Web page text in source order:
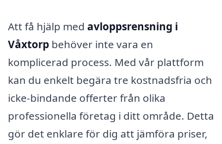
Att få hjälp med avloppsrensning i
Våxtorp behöver inte vara en
komplicerad process. Med vår plattform
kan du enkelt begära tre kostnadsfria och
icke-bindande offerter från olika
professionella företag i ditt område. Detta
gör det enklare för dig att jämföra priser,